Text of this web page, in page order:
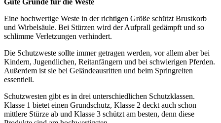
Eine hochwertige Weste in der richtigen Größe schützt Brustkorb
und Wirbelsäule. Bei Stürzen wird der Aufprall gedämpft und so
schlimme Verletzungen verhindert.
Die Schutzweste sollte immer getragen werden, vor allem aber bei
Kindern, Jugendlichen, Reitanfängern und bei schwierigen Pferden.
Außerdem ist sie bei Geländeausritten und beim Springreiten
essentiell.
Schutzwesten gibt es in drei unterschiedlichen Schutzklassen.
Klasse 1 bietet einen Grundschutz, Klasse 2 deckt auch schon
mittlere Stürze ab und Klasse 3 schützt am besten, denn diese